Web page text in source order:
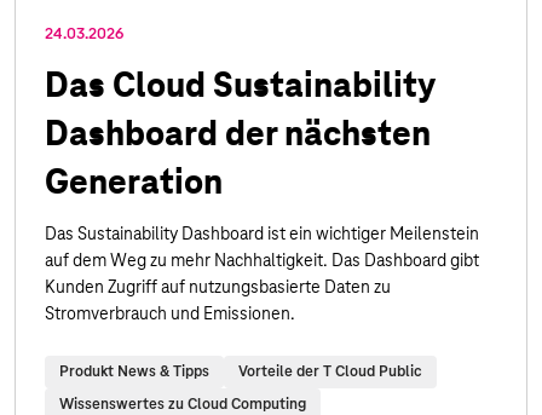
24.03.2026
Das Cloud Sustainability
Dashboard der nächsten
Generation
Das Sustainability Dashboard ist ein wichtiger Meilenstein
auf dem Weg zu mehr Nachhaltigkeit. Das Dashboard gibt
Kunden Zugriff auf nutzungsbasierte Daten zu
Stromverbrauch und Emissionen.
Produkt News & Tipps
Vorteile der T Cloud Public
Wissenswertes zu Cloud Computing